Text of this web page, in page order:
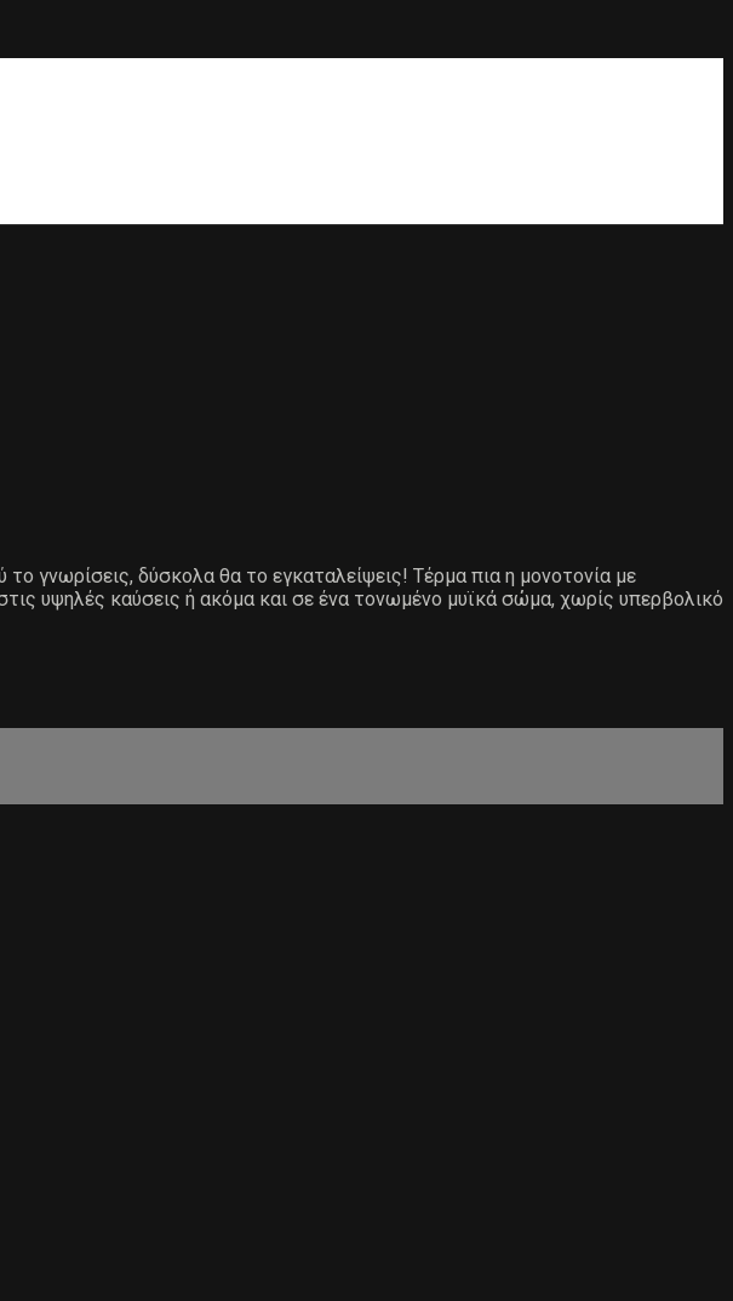
γνωρίσεις, δύσκολα θα το εγκαταλείψεις! Τέρμα πια η μονοτονία με
υψηλές καύσεις ή ακόμα και σε ένα τονωμένο μυϊκά σώμα, χωρίς υπερβολικό